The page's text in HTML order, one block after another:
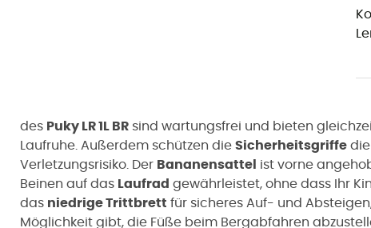
des Puky LR 1L BR sind wartungsfrei und bieten
Laufruhe. Außerdem schützen die Sicherheitsgriffe
Verletzungsrisiko. Der Bananensattel
ist vorne
Beinen auf das Laufrad gewährleistet, ohne dass Ihr
das niedrige Trittbrett für sicheres Auf- und
Möglichkeit gibt, die Füße beim Bergabfahren